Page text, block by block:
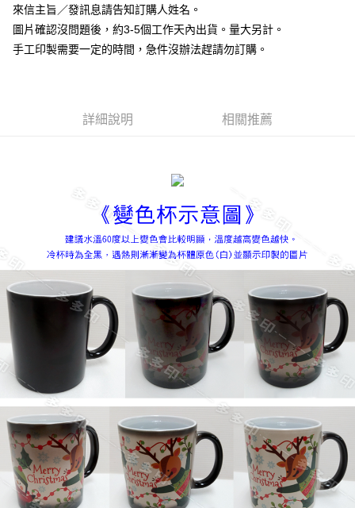
結帳頁面，進行簡訊認證並確認金額後，即可完成結帳。
２．訂單成立數日內，您將收到繳費通知簡訊。
３．收到繳費通知簡訊後14天內，點擊此簡訊中的連結，可透過四大超商／
ATM／網路銀行／等多元方式進行付款，方視為交易完成。
是否繳費成功／繳費後需取消欲退款等相關疑問，請聯繫「AFTEE先享後付
１．透過由恩沛科技股份有限公司提供之「AFTEE先享後付」服務完成之交
易，需依本服務之必要範圍內提供個人資料，並將交易相關給付款項請求債
權轉讓予恩沛科技股份有限公司。
２．關於個人資料處理事宜，請瀏覽以下網址：
https://aftee.tw/terms/#terms3
３．未成年的使用者請事先徵得法定代理人或監護人之同意方可使用
「AFTEE先享後付」，若未經同意申辦者引起之損失，本公司不負相關責
任。
４．使用「AFTEE先享後付」時，將依據個別帳號之用戶狀況，依本公司即
時審查核予不同之上限額度；若仍有額度不足之情形，本公司將視審查結果
請求用戶進行身份認證。
５．嚴禁一人註冊多個帳號或使用他人資訊註冊。若發現惡意使用之情形，
恩沛科技股份有限公司將有權停止該用戶之使用額度並採取法律行動。
付款後全家取貨
每筆NT$65，滿NT$2,000(含以上)免運費
7-11付款取貨
每筆NT$180，滿NT$10,000(含以上)免運費
來信主旨／發訊息請告知訂購人姓名。
圖片確認沒問題後，約3-5個工作天內出貨。量大另計。
手工印製需要一定的時間，急件沒辦法趕請勿訂購。
詳細說明 相關推薦